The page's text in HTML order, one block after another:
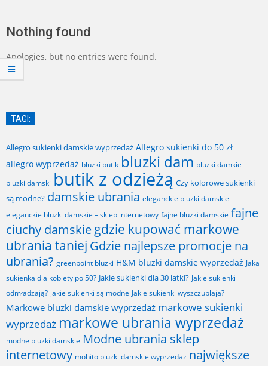
Nothing found
Apologies, but no entries were found.
TAGI:
Allegro sukienki damskie wyprzedaż Allegro sukienki do 50 zł
allegro wyprzedaż bluzki butik bluzki dam bluzki damkie
bluzki damski butik z odzieżą Czy kolorowe sukienki
są modne? damskie ubrania eleganckie bluzki damskie
eleganckie bluzki damskie – sklep internetowy fajne bluzki damskie fajne
ciuchy damskiegdzie kupować markowe
ubrania taniej Gdzie najlepsze promocje na
ubrania? greenpoint bluzki H&M bluzki damskie wyprzedaż Jaka
sukienka dla kobiety po 50? Jakie sukienki dla 30 latki? Jakie sukienki
odmładzają? jakie sukienki są modne Jakie sukienki wyszczuplają?
Markowe bluzki damskie wyprzedaż markowe sukienki
wyprzedaż markowe ubrania wyprzedaż
modne bluzki damskie Modne ubrania sklep
internetowy mohito bluzki damskie wyprzedaż największe